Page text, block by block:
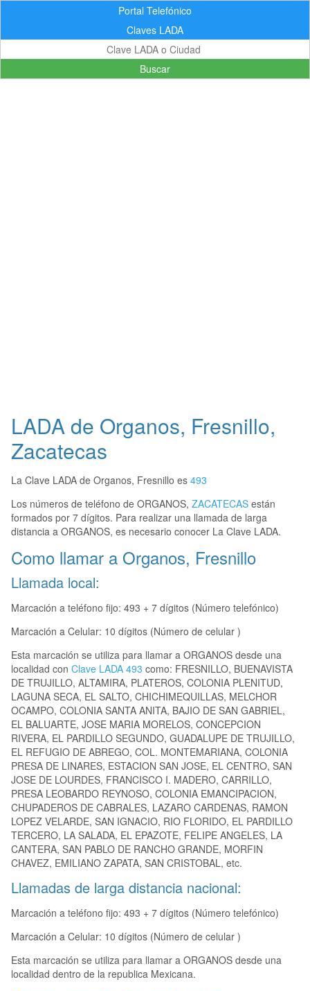
Portal Telefónico
Claves LADA
Buscar
LADA de Organos, Fresnillo,
Zacatecas
La Clave LADA de Organos, Fresnillo es 493
Los números de teléfono de ORGANOS, ZACATECAS están
formados por 7 dígitos. Para realizar una llamada de larga
distancia a ORGANOS, es necesario conocer La Clave LADA.
Como llamar a Organos, Fresnillo
Llamada local:
Marcación a teléfono fijo: 493 + 7 dígitos (Número telefónico)
Marcación a Celular: 10 dígitos (Número de celular )
Esta marcación se utiliza para llamar a ORGANOS desde una
localidad con Clave LADA 493 como: FRESNILLO, BUENAVISTA
DE TRUJILLO, ALTAMIRA, PLATEROS, COLONIA PLENITUD,
LAGUNA SECA, EL SALTO, CHICHIMEQUILLAS, MELCHOR
OCAMPO, COLONIA SANTA ANITA, BAJIO DE SAN GABRIEL,
EL BALUARTE, JOSE MARIA MORELOS, CONCEPCION
RIVERA, EL PARDILLO SEGUNDO, GUADALUPE DE TRUJILLO,
EL REFUGIO DE ABREGO, COL. MONTEMARIANA, COLONIA
PRESA DE LINARES, ESTACION SAN JOSE, EL CENTRO, SAN
JOSE DE LOURDES, FRANCISCO I. MADERO, CARRILLO,
PRESA LEOBARDO REYNOSO, COLONIA EMANCIPACION,
CHUPADEROS DE CABRALES, LAZARO CARDENAS, RAMON
LOPEZ VELARDE, SAN IGNACIO, RIO FLORIDO, EL PARDILLO
TERCERO, LA SALADA, EL EPAZOTE, FELIPE ANGELES, LA
CANTERA, SAN PABLO DE RANCHO GRANDE, MORFIN
CHAVEZ, EMILIANO ZAPATA, SAN CRISTOBAL, etc.
Llamadas de larga distancia nacional:
Marcación a teléfono fijo: 493 + 7 dígitos (Número telefónico)
Marcación a Celular: 10 dígitos (Número de celular )
Esta marcación se utiliza para llamar a ORGANOS desde una
localidad dentro de la republica Mexicana.